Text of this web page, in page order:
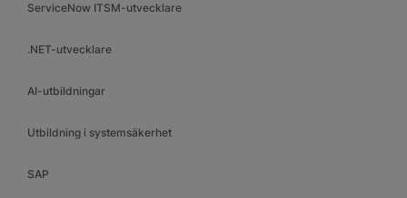
ServiceNow ITSM-utvecklare
.NET-utvecklare
AI-utbildningar
Utbildning i systemsäkerhet
SAP